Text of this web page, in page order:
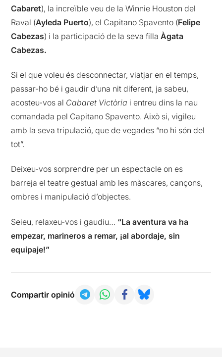
Cabaret), la increïble veu de la Winnie Houston del
Raval (Ayleda Puerto), el Capitano Spavento (Felipe
Cabezas) i la participació de la seva fillaÀgata
Cabezas.
Si el que voleu és desconnectar, viatjar en el temps,
passar-ho bé i gaudir d’una nit diferent, ja sabeu,
acosteu-vos al Cabaret Victòria i entreu dins la nau
comandada pel Capitano Spavento. Això si, vigileu
amb la seva tripulació, que de vegades “no hi són del
tot”.
Deixeu-vos sorprendre per un espectacle on es
barreja el teatre gestual amb les màscares, cançons,
ombres i manipulació d’objectes.
Seieu, relaxeu-vos i gaudiu… “La aventura va ha
empezar, marineros a remar, ¡al abordaje, sin
equipaje!”
Compartir opinió